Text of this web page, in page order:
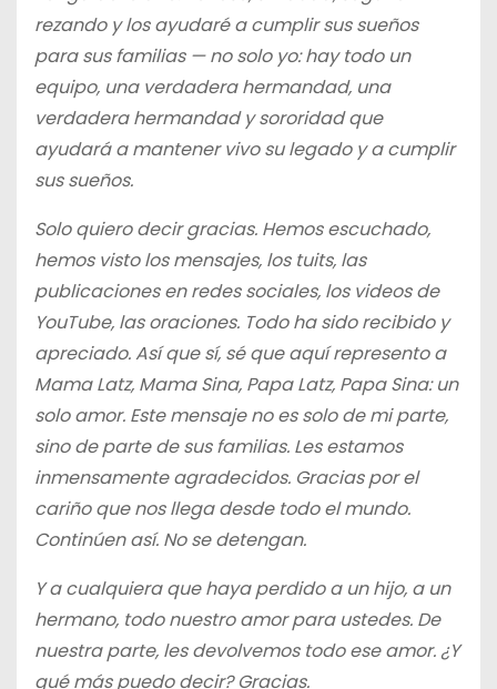
rezando y los ayudaré a cumplir sus sueños
para sus familias — no solo yo: hay todo un
equipo, una verdadera hermandad, una
verdadera hermandad y sororidad que
ayudará a mantener vivo su legado y a cumplir
sus sueños.
Solo quiero decir gracias. Hemos escuchado,
hemos visto los mensajes, los tuits, las
publicaciones en redes sociales, los videos de
YouTube, las oraciones. Todo ha sido recibido y
apreciado. Así que sí, sé que aquí represento a
Mama Latz, Mama Sina, Papa Latz, Papa Sina: un
solo amor. Este mensaje no es solo de mi parte,
sino de parte de sus familias. Les estamos
inmensamente agradecidos. Gracias por el
cariño que nos llega desde todo el mundo.
Continúen así. No se detengan.
Y a cualquiera que haya perdido a un hijo, a un
hermano, todo nuestro amor para ustedes. De
nuestra parte, les devolvemos todo ese amor. ¿Y
qué más puedo decir? Gracias.